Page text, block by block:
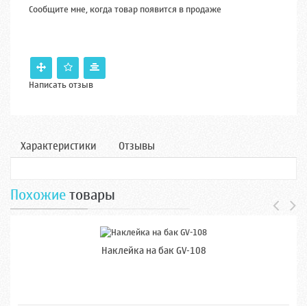
Сообщите мне, когда товар появится в продаже
Написать отзыв
Характеристики Отзывы
Похожиетовары
Наклейка на бак GV-108